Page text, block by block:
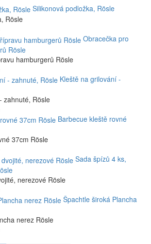
Silikonová podložka, Rösle
Rösle
Obracečka pro
Rösle
hamburgerů Rösle
Kleště na grilování -
zahnuté, Rösle
Barbecue kleště rovné
37cm Rösle
Sada špízů 4 ks,
nerezové Rösle
Špachtle široká Plancha
nerez Rösle